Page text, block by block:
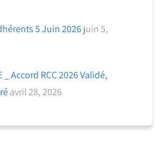
5 Juin 2026 juin 5,
Accord RCC 2026 Validé,
avril 28, 2026